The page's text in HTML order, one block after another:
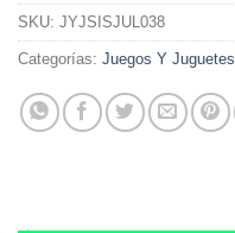
SKU: JYJSISJUL038
Categorías: Juegos Y Juguetes